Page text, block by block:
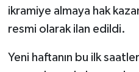
ikramiye almaya hak
resmi olarak ilan edildi.
Yeni haftanın bu ilk